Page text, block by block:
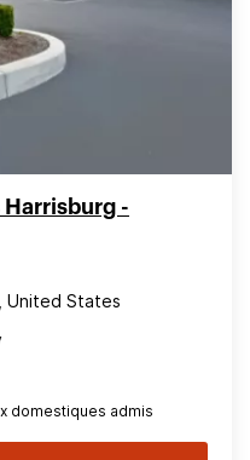
-
United States
domestiques admis